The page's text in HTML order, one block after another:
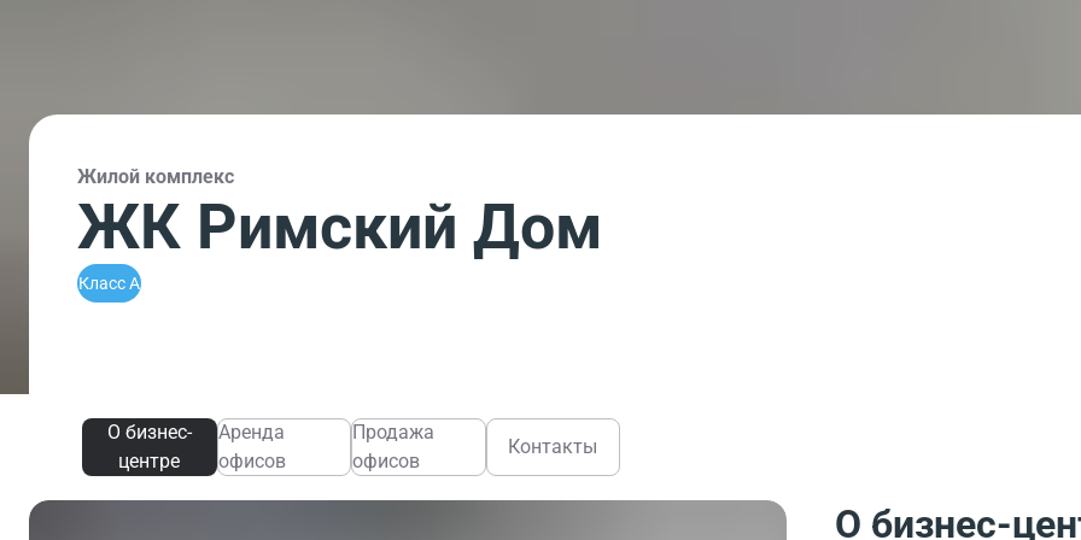
Жилой комплекс
ЖК Римский Дом
Класс A
О бизнес-
центре
Аренда
офисов
Продажа
офисов
Контакты
О бизнес-